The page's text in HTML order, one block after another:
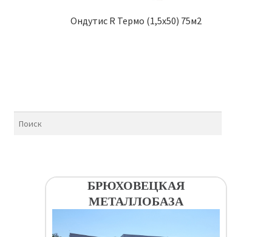
Ондутис R Термо (1,5х50) 75м2
БРЮХОВЕЦКАЯ
МЕТАЛЛОБАЗА